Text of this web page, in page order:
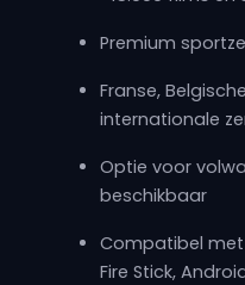
Premium
Franse,
internationale
Optie voor
beschikbaar
Compatibel
Fire Stick,